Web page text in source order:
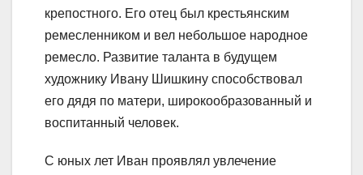
крепостного. Его отец был крестьянским
ремесленником и вел небольшое народное
ремесло. Развитие таланта в будущем
художнику Ивану Шишкину способствовал
его дядя по матери, широкообразованный и
воспитанный человек.
С юных лет Иван проявлял увлечение